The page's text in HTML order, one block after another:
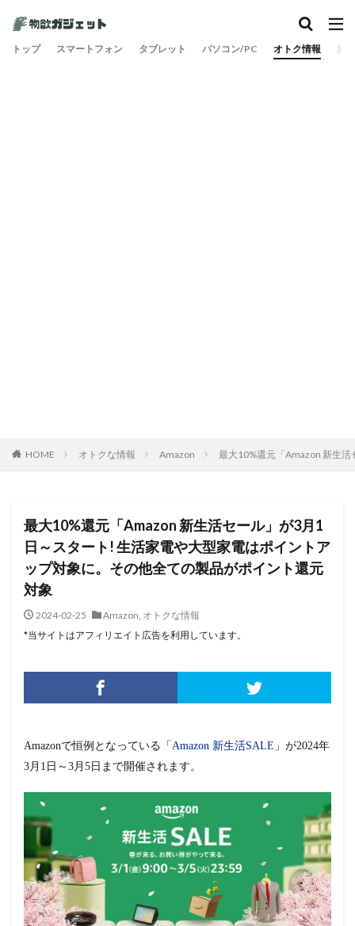
トップ スマートフォン タブレット パソコン/PC オトク情報 旅
HOME オトクな情報 Amazon 最大10%還元「Amazon 新生
最大10%還元「Amazon 新生活セール」が3月1
日～スタート! 生活家電や大型家電はポイントア
ップ対象に。その他全ての製品がポイント還元
対象
2024-02-25 Amazon, オトクな情報
*当サイトはアフィリエイト広告を利用しています。
Amazonで恒例となっている「 Amazon 新生活SALE 」が2024年
3月1日～3月5日まで開催されます。